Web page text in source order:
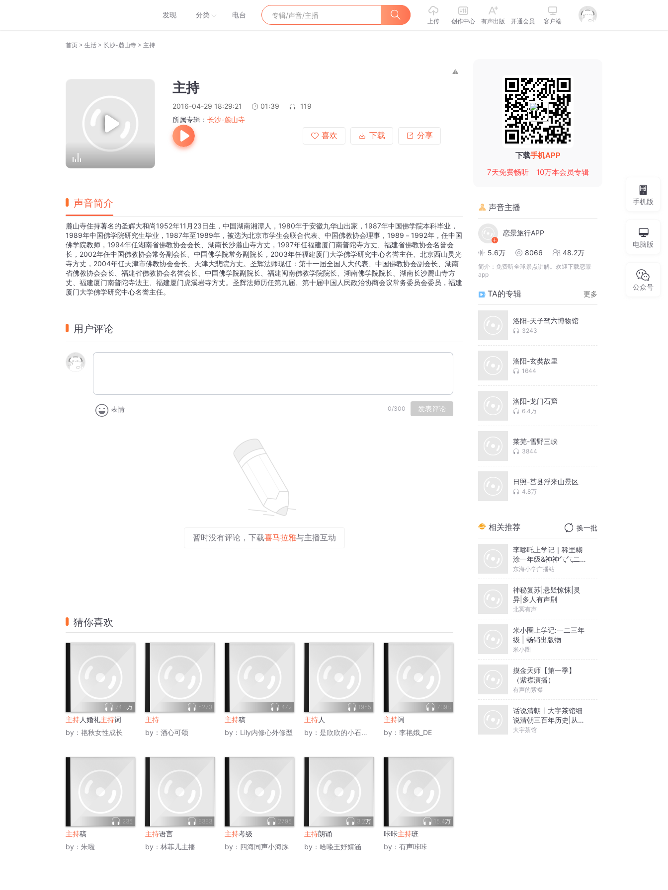
发现 分类 电台
上传 创作中心 有声出版 开通会员 客户端
首页 > 生活 > 长沙-麓山寺 > 主持
主持
2016-04-29 18:29:21 01:39
119
所属专辑： 长沙-麓山寺
喜欢
下载 分享
声音简介
麓山寺住持著名的圣辉大和尚1952年11月23日生，中国湖南湘潭人，1980年于安徽九华山出家，1987年中国佛学院本科毕业，
1989年中国佛学院研究生毕业，1987年至1989年，被选为北京市学生会联合代表、中国佛教协会理事，1989－1992年，任中国
佛学院教师，1994年任湖南省佛教协会会长、湖南长沙麓山寺方丈，1997年任福建厦门南普陀寺方丈、福建省佛教协会名誉会
长，2002年任中国佛教协会常务副会长、中国佛学院常务副院长，2003年任福建厦门大学佛学研究中心名誉主任、北京西山灵光
寺方丈，2004年任天津市佛教协会会长、天津大悲院方丈。圣辉法师现任：第十一届全国人大代表、中国佛教协会副会长、湖南
省佛教协会会长、福建省佛教协会名誉会长、中国佛学院副院长、福建闽南佛教学院院长、湖南佛学院院长、湖南长沙麓山寺方
丈、福建厦门南普陀寺法主、福建厦门虎溪岩寺方丈。圣辉法师历任第九届、第十届中国人民政治协商会议常务委员会委员，福建
厦门大学佛学研究中心名誉主任。
用户评论
表情 0/300 发表评论
暂时没有评论，下载喜马拉雅与主播互动
猜你喜欢
74.8万
主持人婚礼主持词
by： 艳秋女性成长
5273
主持
by： 酒心可颂
472
主持稿
by： Lily内修心外修型
1955
主持人
by： 是欣欣的小石榴呀
7398
主持词
by： 李艳娥_DE
235
主持稿
by： 朱啦
6363
主持语言
by： 林菲儿主播
2795
主持考级
by： 四海同声小海豚
3.2万
主持朗诵
by： 哈喽王妤婧涵
15.4万
咔咔主持班
by： 有声咔咔
下载手机APP
7天免费畅听
10万本会员专辑
声音主播
恋景旅行APP
5.6万 8066 48.2万
简介： 免费听全球景点讲解。欢迎下载恋景
app
TA的专辑 更多
洛阳-天子驾六博物馆
3243
洛阳-玄奘故里
1644
洛阳-龙门石窟
6.4万
莱芜-雪野三峡
3844
日照-莒县浮来山景区
4.8万
相关推荐 换一批
李哪吒上学记｜稀里糊
涂一年级&神神气气二年
级
东海小学广播站
神秘复苏|悬疑惊悚|灵
异|多人有声剧
北冥有声
米小圈上学记:一二三年
级 | 畅销出版物
米小圈
摸金天师【第一季】
（紫襟演播）
有声的紫襟
话说清朝丨大宇茶馆细
说清朝三百年历史|从努
尔哈赤到末代皇帝溥仪|
大宇茶馆
手机版
电脑版
公众号